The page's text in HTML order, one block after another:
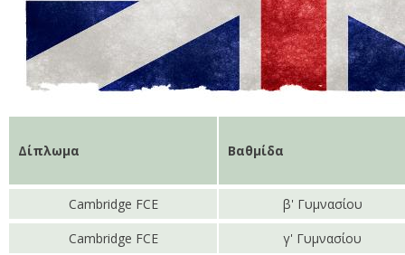
Δίπλωμα Βαθμίδα
Cambridge FCE
β' Γυμνασίου
Cambridge FCE
γ' Γυμνασίου